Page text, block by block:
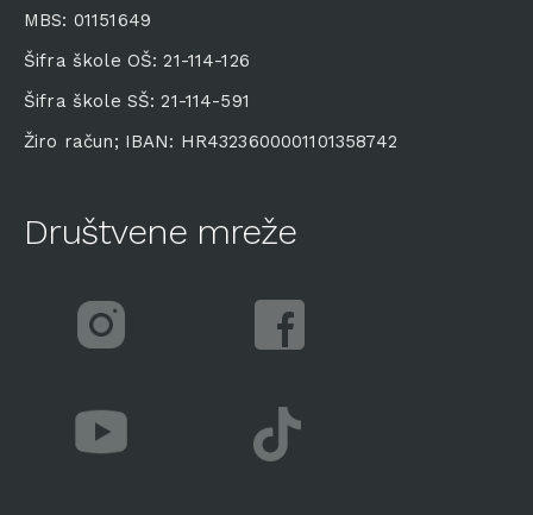
MBS: 01151649
Šifra škole OŠ: 21-114-126
Šifra škole SŠ: 21-114-591
Žiro račun; IBAN: HR4323600001101358742
Društvene mreže